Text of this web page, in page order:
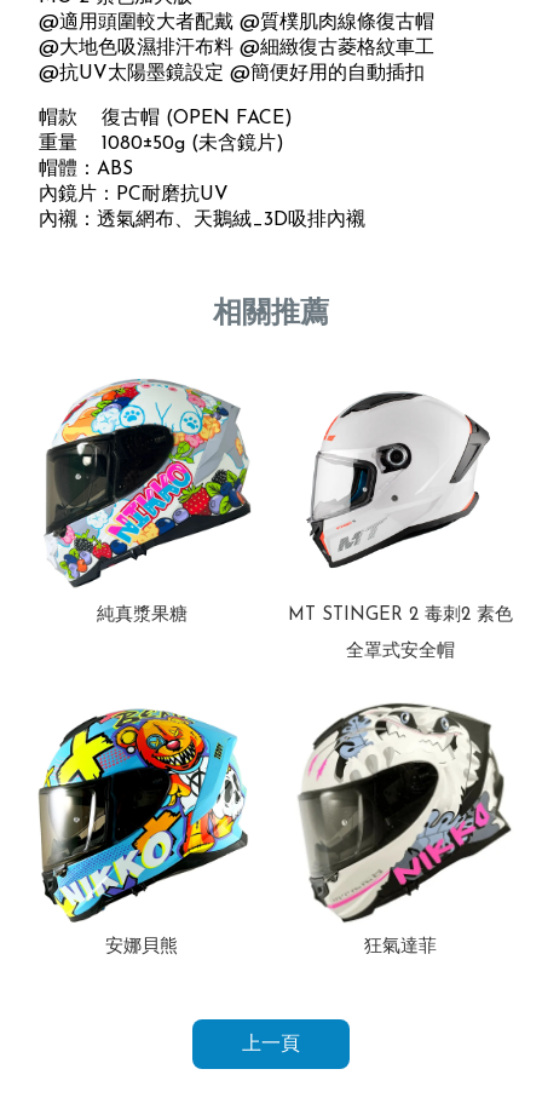
@適用頭圍較大者配戴 @質樸肌肉線條復古帽
@大地色吸濕排汗布料 @細緻復古菱格紋車工
@抗UV太陽墨鏡設定 @簡便好用的自動插扣
帽款 復古帽 (OPEN FACE)
重量 1080±50g (未含鏡片)
帽體：ABS
內鏡片：PC耐磨抗UV
內襯：透氣網布、天鵝絨_3D吸排內襯
純真漿果糖
MT STINGER 2 毒刺2 素色
全罩式安全帽
安娜貝熊 狂氣達菲
上一頁